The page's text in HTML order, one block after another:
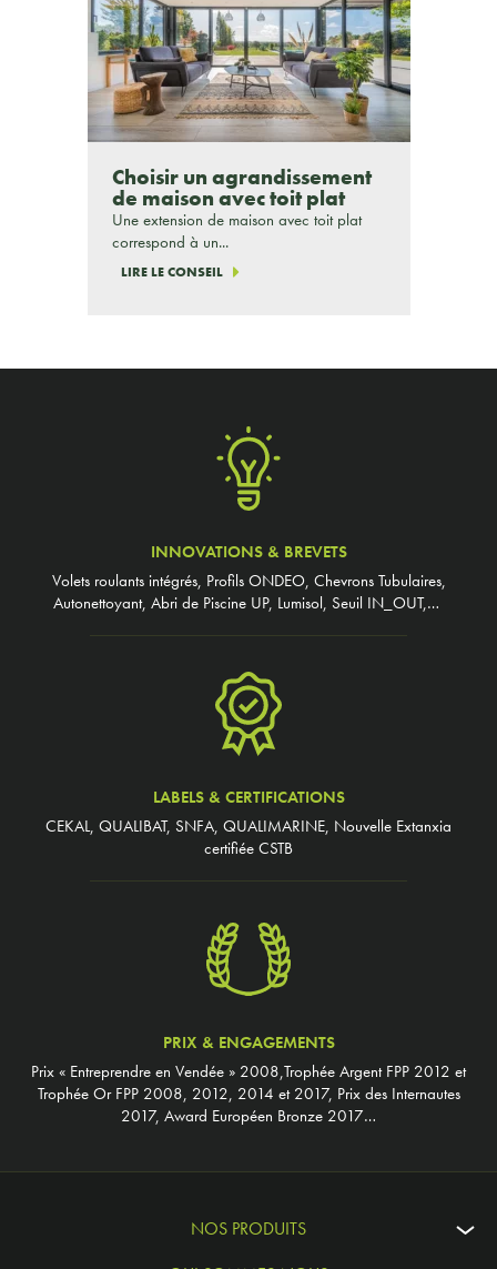
Choisir un agrandissement
de maison avec toit plat
Une extension de maison avec toit plat
correspond à un...
LIRE LE CONSEIL
INNOVATIONS & BREVETS
Volets roulants intégrés, Profils ONDEO, Chevrons Tubulaires,
Autonettoyant, Abri de Piscine UP, Lumisol, Seuil IN_OUT,…
LABELS & CERTIFICATIONS
CEKAL, QUALIBAT, SNFA, QUALIMARINE, Nouvelle Extanxia
certifiée CSTB
PRIX & ENGAGEMENTS
Prix « Entreprendre en Vendée » 2008,Trophée Argent FPP 2012 et
Trophée Or FPP 2008, 2012, 2014 et 2017, Prix des Internautes
2017, Award Européen Bronze 2017…
NOS PRODUITS